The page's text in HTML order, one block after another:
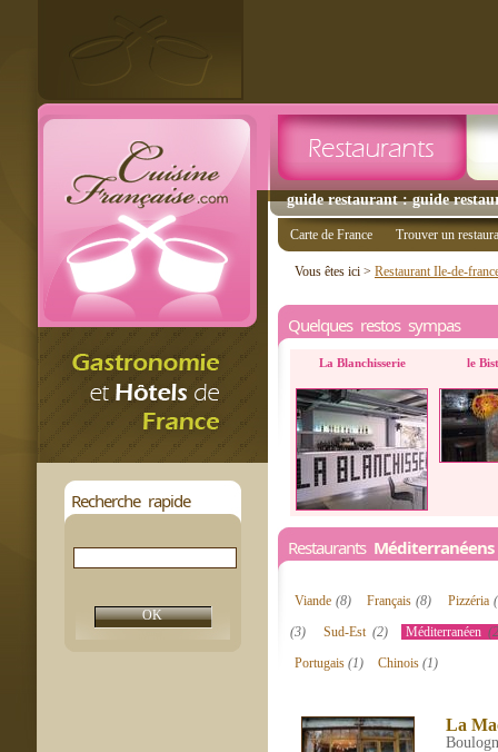
guide restaurant : guide
Recherche rapide
Carte de France Trouver un
Vous êtes ici > Restaurant Ile-de-
Quelques restos sympas
La Blanchisserie le
Restaurants
Viande(8) Français(8) Pizzéria
(3)
Sud-Est (2) Méditerranéen
Portugais (1) Chinois(1)
La